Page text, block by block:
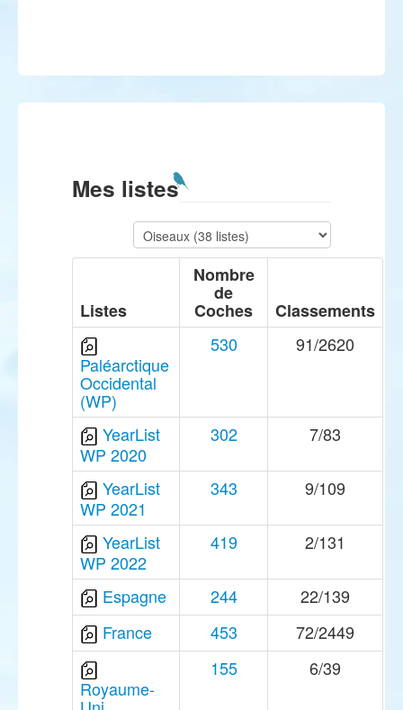
Mes listes
Listes
Nombre
de
Coches Classements
Paléarctique
Occidental
(WP)
530 91/2620
YearList
WP 2020
302 7/83
YearList
WP 2021
343 9/109
YearList
WP 2022
419 2/131
Espagne 244
22/139
France
453 72/2449
Royaume-
155 6/39